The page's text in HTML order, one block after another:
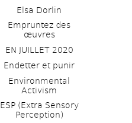
Elsa Dorlin
Empruntez des
œuvres
EN JUILLET 2020
Endetter et punir
Environmental
Activism
ESP (Extra Sensory
Perception)